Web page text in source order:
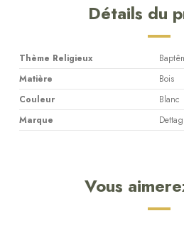
Détails du
Thème Religieux
Matière
Bois
Couleur
Blanc
Marque
Vous